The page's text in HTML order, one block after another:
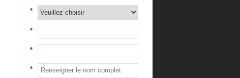
*
*
*
*